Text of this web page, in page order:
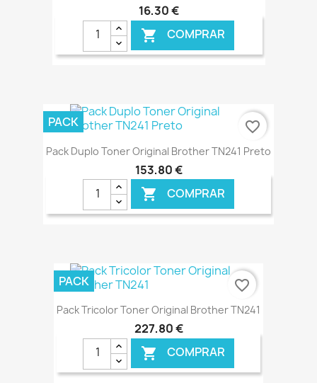
16,30 €
 COMPRAR
€ ONLINE
Pack Duplo Toner Original Brother TN241 Preto
153,80 €
 COMPRAR
€ ONLINE
PACK favorite_border
Pack Tricolor Toner Original Brother TN241
227,80 €
 COMPRAR
PACK favorite_border